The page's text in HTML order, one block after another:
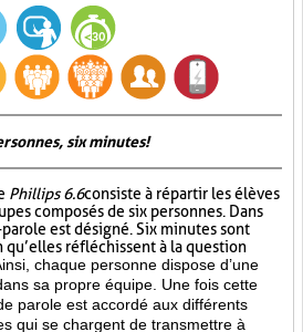
six minutes!
Phillips 6.6consiste à répartir les élèves
composés de six personnes. Dans
est désigné. Six minutes sont
réfléchissent à la question
chaque personne dispose d’une
sa propre équipe. Une fois cette
parole est accordé aux différents
qui se chargent de transmettre à